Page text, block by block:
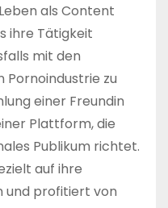
als Content
ihre Tätigkeit
mit den
zu
einer Freundin
Plattform, die
Publikum richtet.
auf ihre
und profitiert von